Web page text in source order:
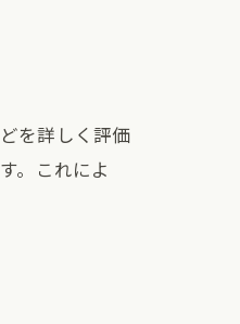
を詳しく評価
。これによ